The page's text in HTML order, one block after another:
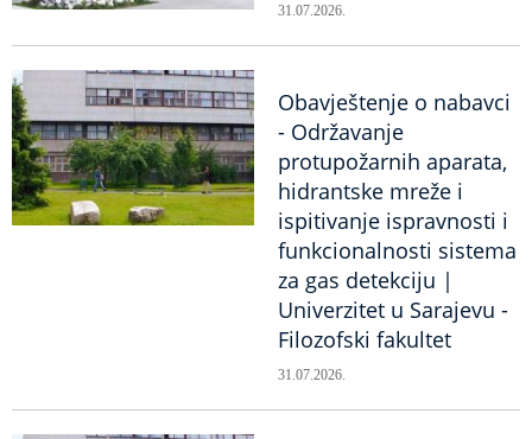
31.07.2026.
Obavještenje o nabavci
- Održavanje
protupožarnih aparata,
hidrantske mreže i
ispitivanje ispravnosti i
funkcionalnosti sistema
za gas detekciju |
Univerzitet u Sarajevu -
Filozofski fakultet
31.07.2026.